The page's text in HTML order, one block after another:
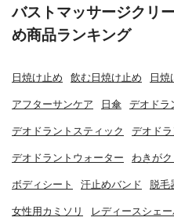
バストマッサージクリ
め商品ランキング
日焼け止め 飲む日焼け止め 日焼
アフターサンケア 日傘 デオドラ
デオドラントスティック デオド
デオドラントウォーター わきが
ボディシート 汗止めバンド 脱毛
女性用カミソリ レディースシェ